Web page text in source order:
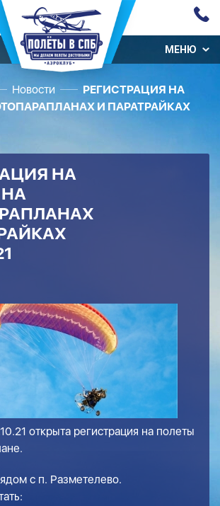
МЕНЮ
Новости
РЕГИСТРАЦИЯ НА
И ПАРАТРАЙКАХ
НА
открыта регистрация на полеты
с п. Разметелево.